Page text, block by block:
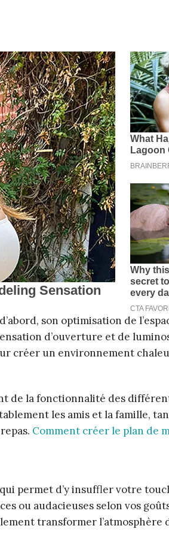
son optimisation de
d’ouverture et de
créer un environnement
de la fonctionnalité des
les amis et la famille,
Comment créer le plan de
permet d’y insuffler votre
ou audacieuses selon vos
transformer l’atmosphère